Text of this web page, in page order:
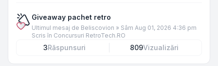
Giveaway pachet retro
Ultimul mesaj de Beliscovion » Sâm Aug 01, 2026 4:36 pm
Scris în Concursuri RetroTech.RO
3Răspunsuri 809Vizualizări